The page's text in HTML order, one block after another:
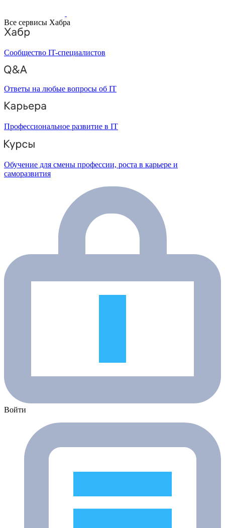
Все сервисы Хабра
Сообщество IT-специалистов
Ответы на любые вопросы об IT
Профессиональное развитие в IT
Обучение для смены профессии, роста в карьере и
саморазвития
Войти